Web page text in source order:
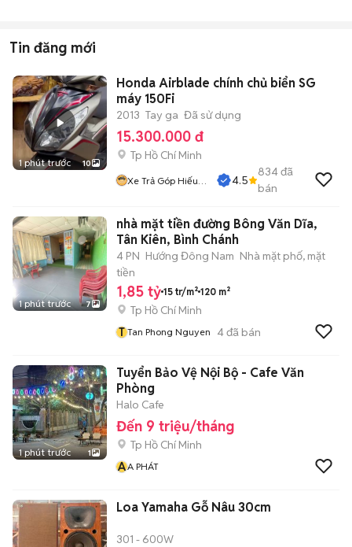
Tin đăng mới
1 phút trước 10
Honda Airblade chính chủ biển SG
máy 150Fi
2013 Tay ga Đã sử dụng
15.300.000 đ
Tp Hồ Chí Minh
Xe Trả Góp Hiếu
4.5
834đã
bán
1 phút trước 7
nhà mặt tiền đường Bông Văn Dĩa,
Tân Kiên, Bình Chánh
4 PN Hướng Đông Nam Nhà mặt phố, mặt
tiền
1,85 tỷ 15 tr/m² 120 m²
Tp Hồ Chí Minh
T Tan Phong Nguyen 4đã bán
1 phút trước 1
Tuyển Bảo Vệ Nội Bộ - Cafe Văn
Phòng
Halo Cafe
Đến 9 triệu/tháng
Tp Hồ Chí Minh
AA PHÁT
Loa Yamaha Gỗ Nâu 30cm
301 - 600W